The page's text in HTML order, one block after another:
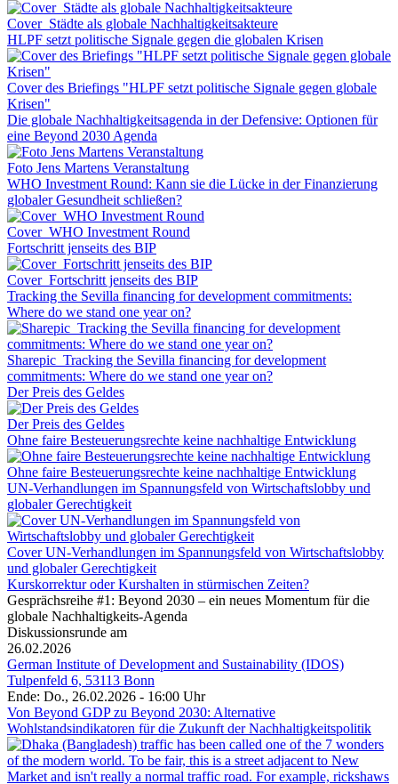
Cover_Städte als globale Nachhaltigkeitsakteure
HLPF setzt politische Signale gegen die globalen Krisen
Cover des Briefings "HLPF setzt politische Signale gegen globale
Krisen"
Die globale Nachhaltigkeitsagenda in der Defensive: Optionen für
eine Beyond 2030 Agenda
Foto Jens Martens Veranstaltung
WHO Investment Round: Kann sie die Lücke in der Finanzierung
globaler Gesundheit schließen?
Cover_WHO Investment Round
Fortschritt jenseits des BIP
Cover_Fortschritt jenseits des BIP
Tracking the Sevilla financing for development commitments:
Where do we stand one year on?
Sharepic_Tracking the Sevilla financing for development
commitments: Where do we stand one year on?
Der Preis des Geldes
Der Preis des Geldes
Ohne faire Besteuerungsrechte keine nachhaltige Entwicklung
Ohne faire Besteuerungsrechte keine nachhaltige Entwicklung
UN-Verhandlungen im Spannungsfeld von Wirtschaftslobby und
globaler Gerechtigkeit
Cover UN-Verhandlungen im Spannungsfeld von Wirtschaftslobby
und globaler Gerechtigkeit
Kurskorrektur oder Kurshalten in stürmischen Zeiten?
Gesprächsreihe #1: Beyond 2030 – ein neues Momentum für die
globale Nachhaltigkeits-Agenda
Diskussionsrunde am
26.02.2026
German Institute of Development and Sustainability (IDOS)
Tulpenfeld 6, 53113 Bonn
Ende: Do., 26.02.2026 - 16:00 Uhr
Von Beyond GDP zu Beyond 2030: Alternative
Wohlstandsindikatoren für die Zukunft der Nachhaltigkeitspolitik